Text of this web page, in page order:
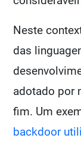
Neste
das
adotado por
fim. Um
backdoor